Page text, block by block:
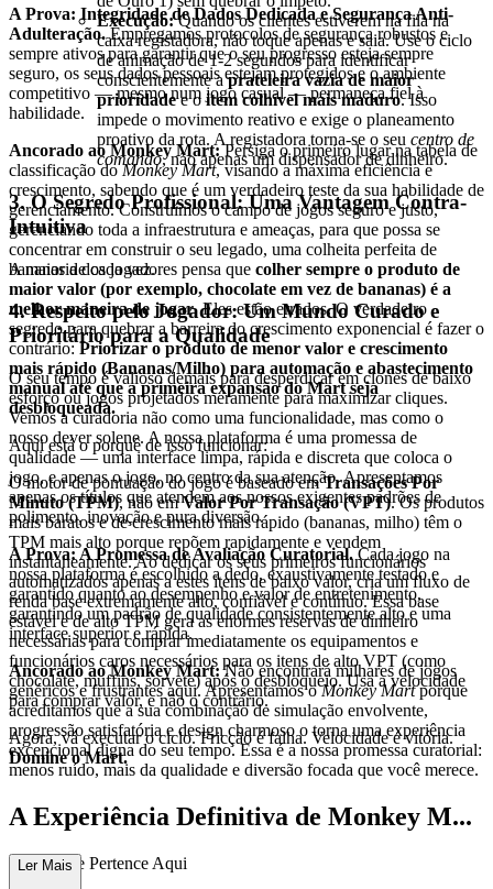
Execução:Quando os clientes estiverem na fila na
caixa registadora, não toque apenas e saia. Use o ciclo
de animação de 1-2 segundos para identificar
conscientemente aprateleira vazia de maior
prioridadee oitem colhível mais maduro. Isso
impede o movimento reativo e exige o planeamento
proativo da rota. A registadora torna-se o seu centro de
comando, não apenas um dispensador de dinheiro.
3. O Segredo Profissional: Uma Vantagem Contra-
Intuitiva
A maioria dos jogadores pensa que colher sempre o produto de
maior valor (por exemplo, chocolate em vez de bananas) é a
melhor maneira de jogar. Eles estão errados. O verdadeiro
segredo para quebrar a barreira do crescimento exponencial é fazer o
contrário:Priorizar o produto de menor valor e crescimento
mais rápido (Bananas/Milho) para automação e abastecimento
manual até que a primeira expansão do Mart seja
desbloqueada.
Aqui está o porquê de isso funcionar:
O motor de pontuação do jogo é baseado emTransações Por
Minuto (TPM), não emValor Por Transação (VPT). Os produtos
mais baratos e de crescimento mais rápido (bananas, milho) têm o
TPM mais alto porque repõem rapidamente e vendem
instantaneamente. Ao dedicar os seus primeiros funcionários
automatizados apenas a estes itens de baixo valor, cria um fluxo de
renda base extremamente alto, confiável e contínuo. Essa base
estável e de alto TPM gera as enormes reservas de dinheiro
necessárias para comprar imediatamente os equipamentos e
funcionários caros necessários para os itens de alto VPT (como
chocolate, muffins, sorvete) após o desbloqueio. Usa a velocidade
para comprar valor, e não o contrário.
Agora, vá executar o ciclo. Fricção é falha. Velocidade é vitória.
Domine o Mart.
A Prova: Integridade de Dados Dedicada e Segurança Anti-
Adulteração.Empregamos protocolos de segurança robustos e
sempre ativos para garantir que o seu progresso esteja sempre
seguro, os seus dados pessoais estejam protegidos e o ambiente
competitivo — mesmo num jogo casual — permaneça fiel à
habilidade.
Ancorado ao Monkey Mart:Persiga o primeiro lugar na tabela de
classificação doMonkey Mart, visando a máxima eficiência e
crescimento, sabendo que é um verdadeiro teste da sua habilidade de
gerenciamento. Construímos o campo de jogos seguro e justo,
gerenciando toda a infraestrutura e ameaças, para que possa se
concentrar em construir o seu legado, uma colheita perfeita de
bananas de cada vez.
4. Respeito pelo Jogador: Um Mundo Curado e
Prioritário para a Qualidade
O seu tempo é valioso demais para desperdiçar em clones de baixo
esforço ou jogos projetados meramente para maximizar cliques.
Vemos a curadoria não como uma funcionalidade, mas como o
nosso dever solene. A nossa plataforma é uma promessa de
qualidade — uma interface limpa, rápida e discreta que coloca o
jogo, e apenas o jogo, no centro da sua atenção. Apresentamos
apenas os títulos que atendem aos nossos exigentes padrões de
polimento, inovação e pura diversão.
A Prova: A Promessa de Avaliação Curatorial.Cada jogo na
nossa plataforma é escolhido a dedo, exaustivamente testado e
garantido quanto ao desempenho e valor de entretenimento,
garantindo um padrão de qualidade consistentemente alto e uma
interface superior e rápida.
Ancorado ao Monkey Mart:Não encontrará milhares de jogos
genéricos e frustrantes aqui. Apresentamos oMonkey Martporque
acreditamos que a sua combinação de simulação envolvente,
progressão satisfatória e design charmoso o torna uma experiência
excepcional digna do seu tempo. Essa é a nossa promessa curatorial:
menos ruído, mais da qualidade e diversão focada que você merece.
A Experiência Definitiva de Monkey M...
art: Porque Pertence Aqui
Ler Mais